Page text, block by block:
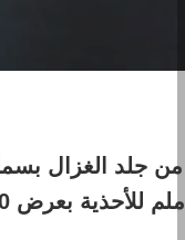
ملم للأحذية بعرض 140 سم